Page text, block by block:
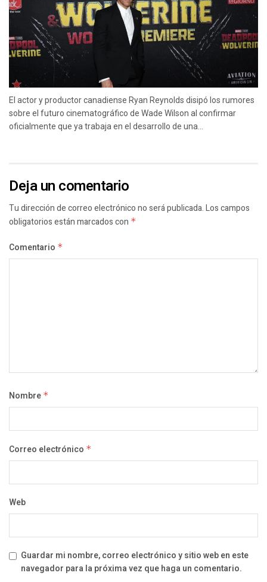
El actor y productor canadiense Ryan Reynolds disipó los rumores
sobre el futuro cinematográfico de Wade Wilson al confirmar
oficialmente que ya trabaja en el desarrollo de una...
Deja un comentario
Tu dirección de correo electrónico no será publicada.Los campos
obligatorios están marcados con *
Comentario *
Nombre *
Correo electrónico *
Web
Guardar mi nombre, correo electrónico y sitio web en este
navegador para la próxima vez que haga un comentario.